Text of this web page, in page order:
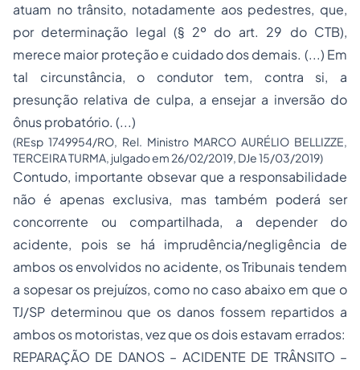
atuam no trânsito, notadamente aos pedestres, que,
por determinação legal (§ 2º do art. 29 do CTB),
merece maior proteção e cuidado dos demais. (...) Em
tal circunstância, o condutor tem, contra si, a
presunção relativa de culpa, a ensejar a inversão do
ônus probatório. (...)
(REsp 1749954/RO, Rel. Ministro MARCO AURÉLIO BELLIZZE,
TERCEIRA TURMA, julgado em 26/02/2019, DJe 15/03/2019)
Contudo, importante obsevar que a responsabilidade
não é apenas exclusiva, mas também poderá ser
concorrente ou compartilhada, a depender do
acidente, pois se há imprudência/negligência de
ambos os envolvidos no acidente, os Tribunais tendem
a sopesar os prejuízos, como no caso abaixo em que o
TJ/SP determinou que os danos fossem repartidos a
ambos os motoristas, vez que os dois estavam errados:
REPARAÇÃO DE DANOS – ACIDENTE DE TRÂNSITO –